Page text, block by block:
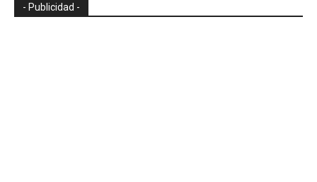
- Publicidad -